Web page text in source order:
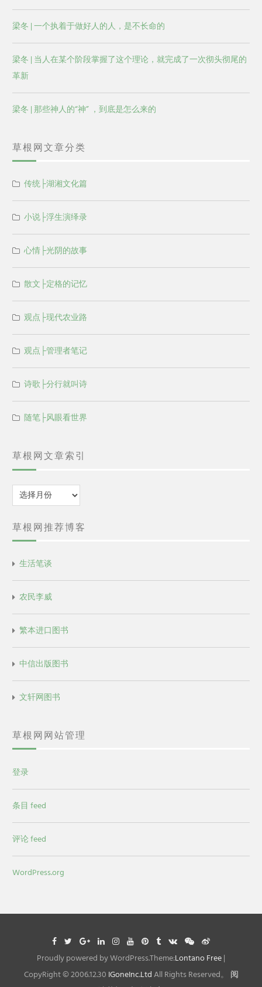
梁冬 | 一个执着于做好人的人，是不长命的
梁冬 | 当人在某个阶段掌握了这个理论，就完成了一次彻头彻尾的
革新
梁冬 | 那些神人的“神” ，到底是怎么来的
草根网文章分类
传统├湖湘文化篇
小说├浮生演绎录
心情├光阴的故事
散文├定格的记忆
观点├现代农业路
观点├管理者笔记
诗歌├分行就叫诗
随笔├风眼看世界
草根网文章索引
归
档
草根网推荐博客
生活笔谈
农民李威
繁本进口图书
中信出版图书
文轩网图书
草根网网站管理
登录
条目 feed
评论 feed
WordPress.org
Facebook
TwitterGoogleLinkedinInstagram
YouTubePinterest
Tumblr
VK WeChatWeibo
Proudly powered by WordPress.Theme:Lontano Free|
CopyRight © 2006.12.30 IGoneInc.LtdAll Rights Reserved。 阅